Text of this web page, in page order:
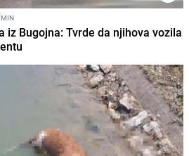
iz Bugojna: Tvrde da njihova vozila